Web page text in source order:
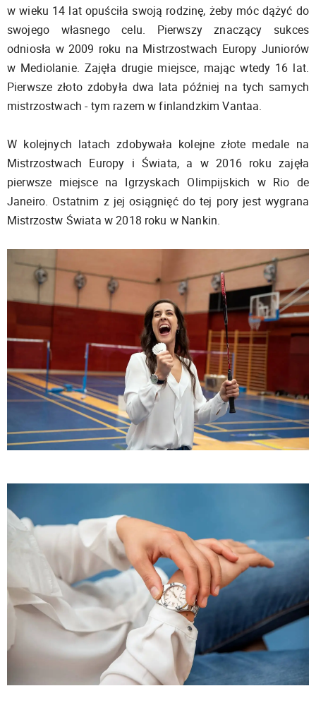
w wieku 14 lat opuściła swoją rodzinę, żeby móc dążyć do
swojego własnego celu. Pierwszy znaczący sukces
odniosła w 2009 roku na Mistrzostwach Europy Juniorów
w Mediolanie. Zajęła drugie miejsce, mając wtedy 16 lat.
Pierwsze złoto zdobyła dwa lata później na tych samych
mistrzostwach - tym razem w finlandzkim Vantaa.
W kolejnych latach zdobywała kolejne złote medale na
Mistrzostwach Europy i Świata, a w 2016 roku zajęła
pierwsze miejsce na Igrzyskach Olimpijskich w Rio de
Janeiro. Ostatnim z jej osiągnięć do tej pory jest wygrana
Mistrzostw Świata w 2018 roku w Nankin.